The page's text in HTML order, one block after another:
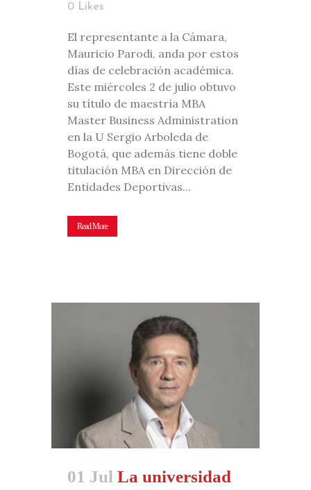
0 Likes
El representante a la Cámara,
Mauricio Parodi, anda por estos
días de celebración académica.
Este miércoles 2 de julio obtuvo
su título de maestría MBA
Master Business Administration
en la U Sergio Arboleda de
Bogotá, que además tiene doble
titulación MBA en Dirección de
Entidades Deportivas...
Read More
01 Jul La universidad